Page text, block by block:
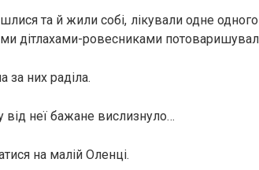
та й жили собі, лікували одне
дітлахами-ровесниками
за них раділа.
від неї бажане вислизнуло…
на малій Оленці.